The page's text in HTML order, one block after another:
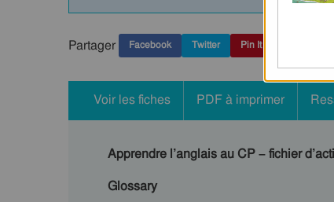
Partager Facebook Twitter Pin It
Voir les fiches PDF à imprimer
Apprendre l’anglais au CP – fichier
Glossary